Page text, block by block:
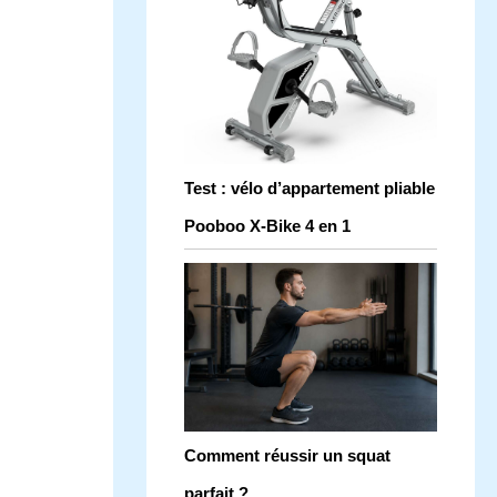
Test : vélo d’appartement pliable
Pooboo X-Bike 4 en 1
Comment réussir un squat